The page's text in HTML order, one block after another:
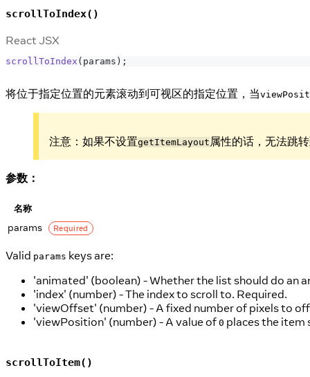
scrollToIndex()
React JSX
scrollToIndex ( params ) ;
将位于指定位置的元素滚动到可视区的指定位置，当
注意：如果不设置getItemLayout 属性的话，无法跳
参数：
名称
params Required
Valid params keys are:
'animated' (boolean) - Whether the list should do an
'index' (number) - The index to scroll to. Required.
'viewOffset' (number) - A fixed number of pixels to
'viewPosition' (number) - A value of 0 places the item
scrollToItem()